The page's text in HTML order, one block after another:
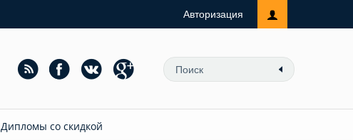
Авторизация
Дипломы со скидкой